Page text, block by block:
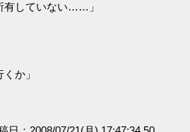
有していない……」
か」